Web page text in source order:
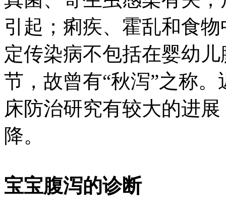
引起；痢疾、霍乱和食
定传染病不包括在婴幼
节，故曾有“秋泻”之称
床防治研究有较大的进
降。
宝宝腹泻的诊断